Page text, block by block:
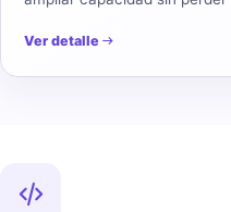
Ver detalle